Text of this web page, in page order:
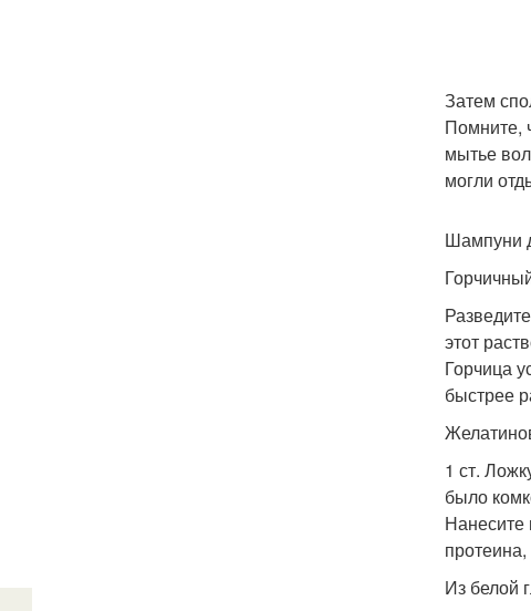
Затем
Помните,
мытье
могли
Шампуни
этот
Горчица
быстрее
1 ст.
было
Из белой